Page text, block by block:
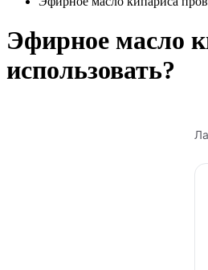
Эфирное масло
использовать?